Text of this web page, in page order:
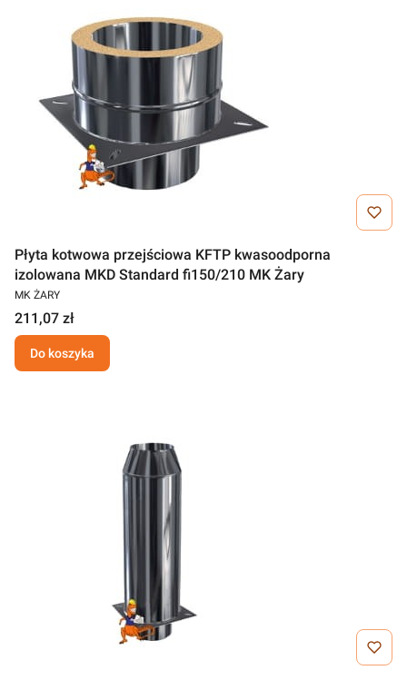
Płyta kotwowa przejściowa KFTP kwasoodporna
izolowana MKD Standard fi150/210 MK Żary
MK ŻARY
211,07 zł
Do koszyka